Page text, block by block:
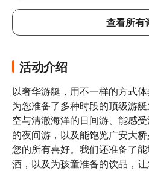
查看所有
活动介绍
以奢华游艇，用不一样的方式
为您准备了多种时段的顶级游
空与清澈海洋的日间游、能感
的夜间游，以及能饱览广安大
您的所有喜好。我们还准备了
酒，以及为孩童准备的饮品，